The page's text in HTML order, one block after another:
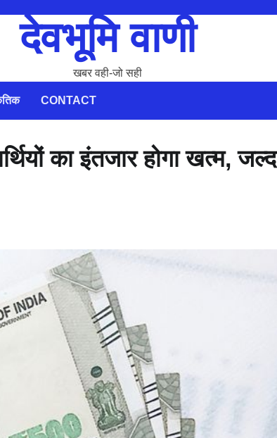
देवभूमि वाणी
खबर वही-जो सही
CONTACT
का इंतजार होगा खत्म, जल्द